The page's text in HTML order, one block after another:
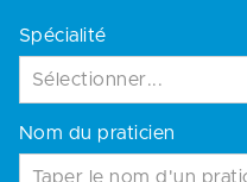
Spécialité
Sélectionner...
Nom du praticien